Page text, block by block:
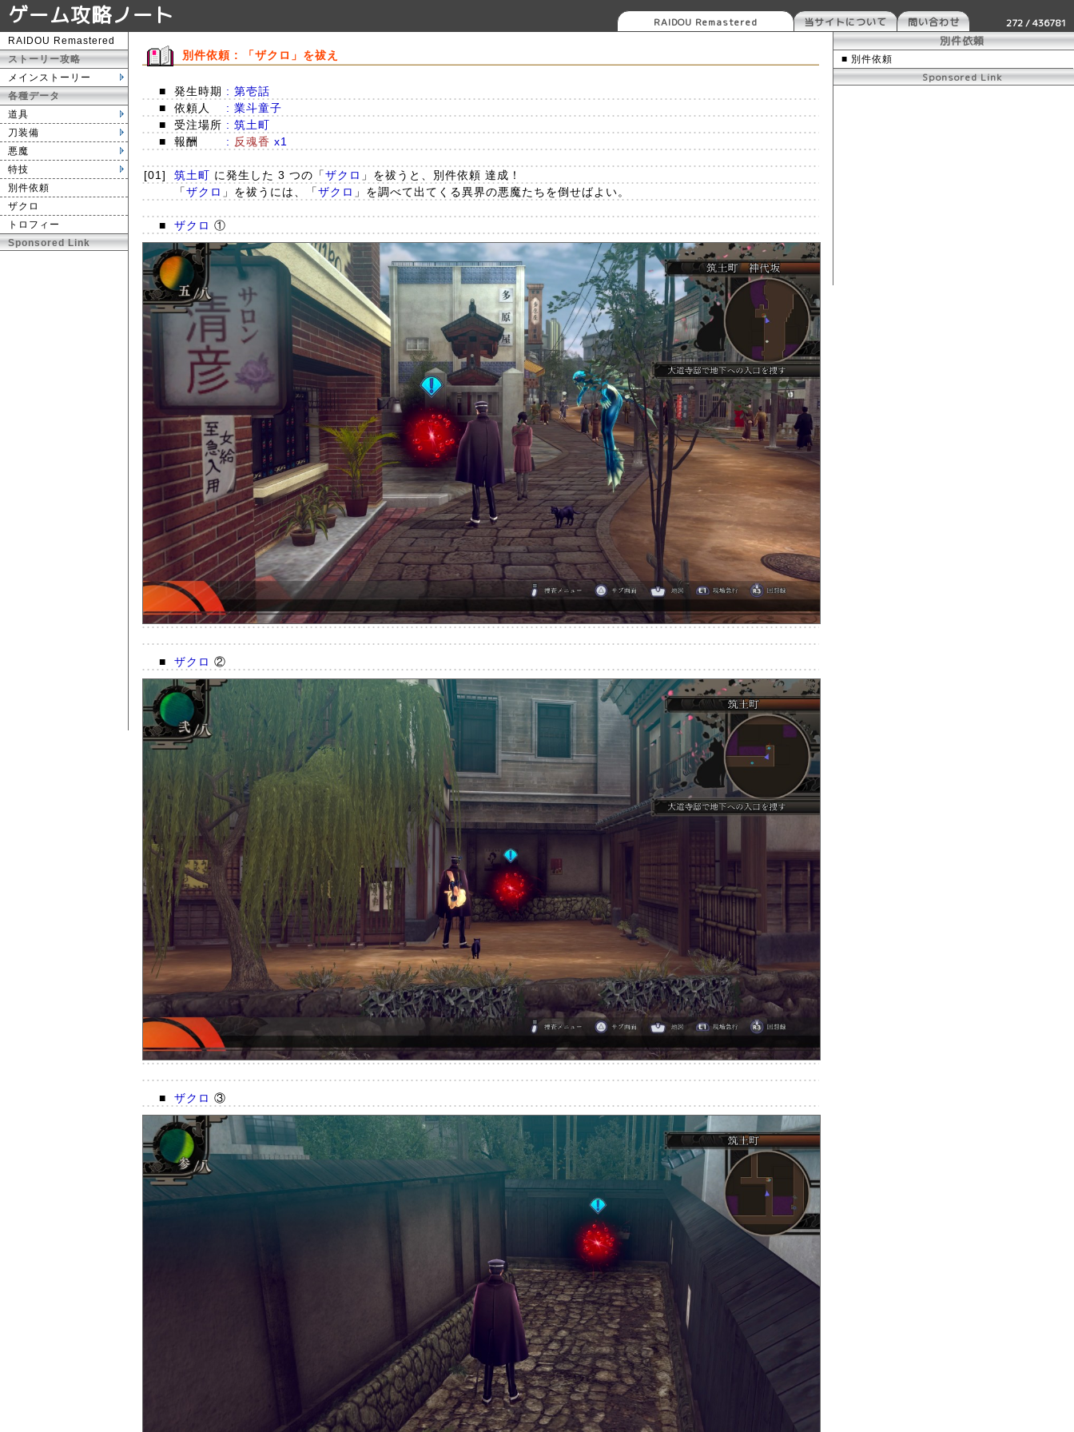
ゲーム攻略ノート 272 / 436781
RAIDOU Remastered 当サイトについて 問い合わせ
RAIDOU Remastered
ストーリー攻略
メインストーリー
各種データ
道具
刀装備
悪魔
特技
別件依頼
ザクロ
トロフィー
Sponsored Link
別件依頼 : 「ザクロ」を祓え
■ 発生時期 : 第壱話
■
依頼人
: 業斗童子
■
受注場所 : 筑土町
■
報酬 : 反魂香 x1
[01] 筑土町 に発生した 3 つの「ザクロ 」を祓うと、別件依頼 達成！
「ザクロ 」を祓うには、「ザクロ 」を調べて出てくる異界の悪魔たちを倒せばよい。
■ ザクロ ①
■ ザクロ ②
■ ザクロ ③
別件依頼
■ 別件依頼
Sponsored Link